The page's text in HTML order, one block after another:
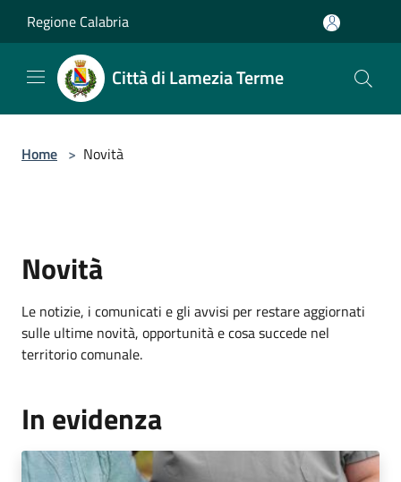
Regione Calabria
Città di Lamezia Terme
Home > Novità
Novità
Le notizie, i comunicati e gli avvisi per restare aggiornati
sulle ultime novità, opportunità e cosa succede nel
territorio comunale.
In evidenza